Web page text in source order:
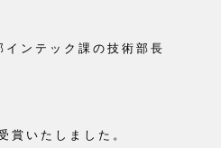
ンテック課の技術部長
賞いたしました。